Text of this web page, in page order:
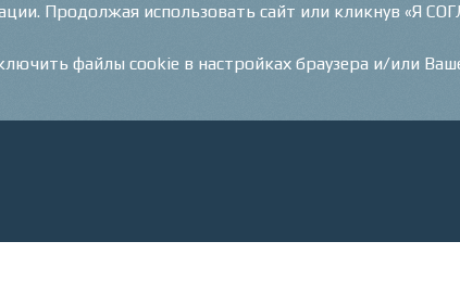
Продолжая использовать сайт или кликнув «Я
файлы cookie в настройках браузера и/или